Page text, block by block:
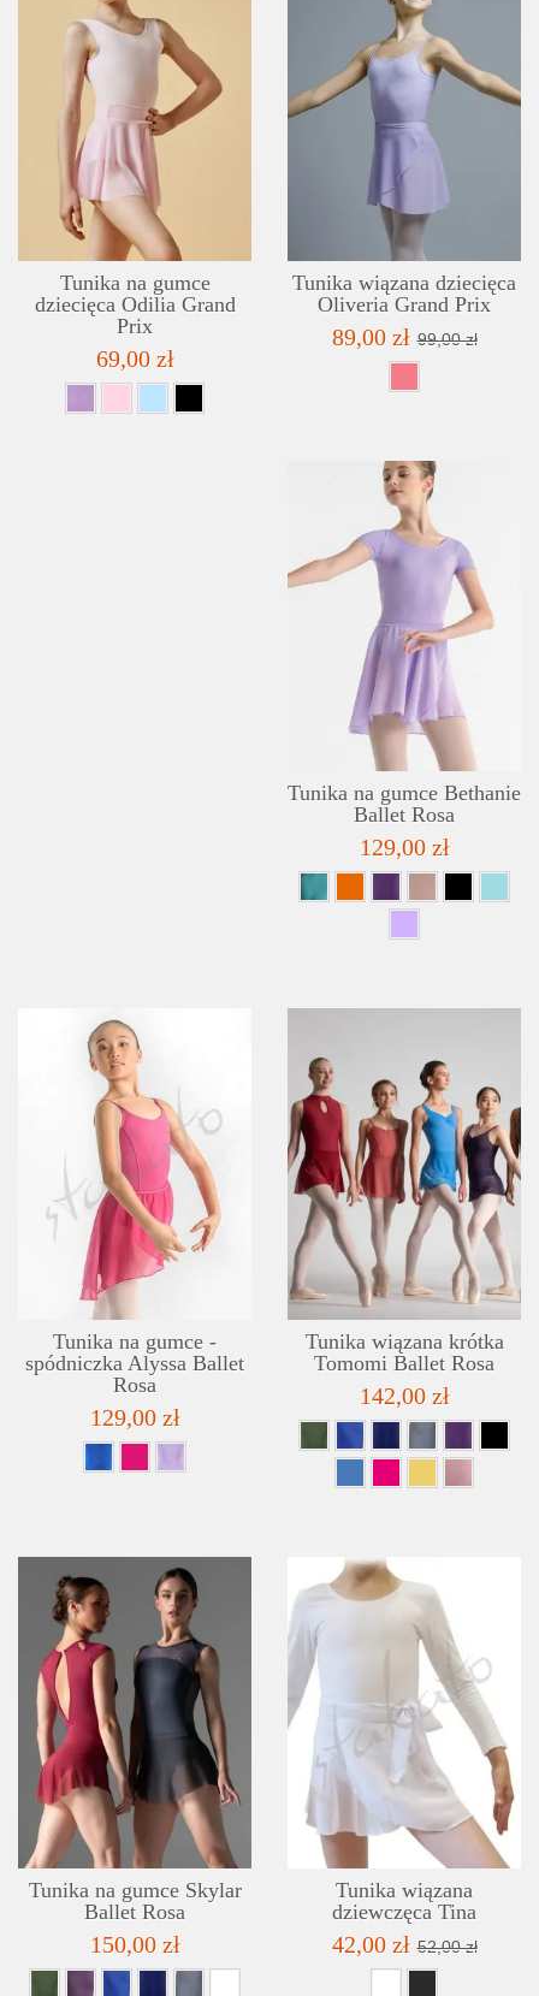
LISTA ŻYCZEŃ
SZCZEGÓŁY
Tunika na gumce
dziecięca Odilia Grand
Prix
69,00 zł
Tunika wiązana dziecięca
Oliveria Grand Prix
89,00 zł 99,00 zł
Tunika na gumce Bethanie
Ballet Rosa
129,00 zł
LISTA ŻYCZEŃ
SZCZEGÓŁY
Tunika na gumce -
spódniczka Alyssa Ballet
Rosa
129,00 zł
Tunika wiązana krótka
Tomomi Ballet Rosa
142,00 zł
LISTA ŻYCZEŃ
SZCZEGÓŁY
Tunika na gumce Skylar
Ballet Rosa
150,00 zł
Tunika wiązana
dziewczęca Tina
42,00 zł 52,00 zł